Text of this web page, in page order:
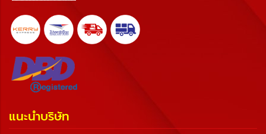
แนะนำบริษัท